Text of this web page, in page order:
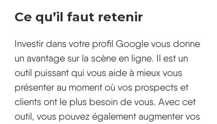
Ce qu’il faut retenir
Investir dans votre profil Google vous donne
un avantage sur la scène en ligne. Il est un
outil puissant qui vous aide à mieux vous
présenter au moment où vos prospects et
clients ont le plus besoin de vous. Avec cet
outil, vous pouvez également augmenter vos